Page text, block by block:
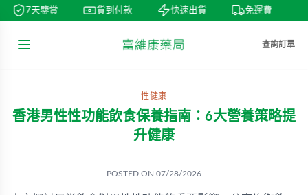
7天鑒賞 貨到付款 快速出貨 免運費
查詢訂單
性健康
香港男性性功能飲食保養指南：6大營養策略提
升健康
POSTED ON 07/28/2026